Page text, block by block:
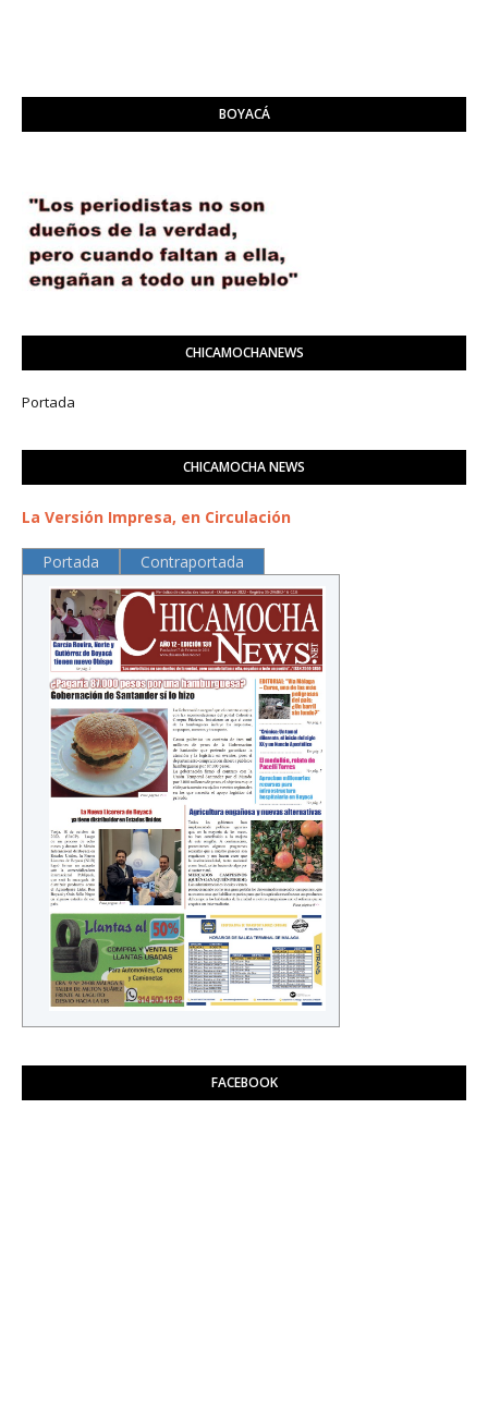
BOYACÁ
CHICAMOCHANEWS
Portada
CHICAMOCHA NEWS
La Versión Impresa, en Circulación
Portada Contraportada
FACEBOOK